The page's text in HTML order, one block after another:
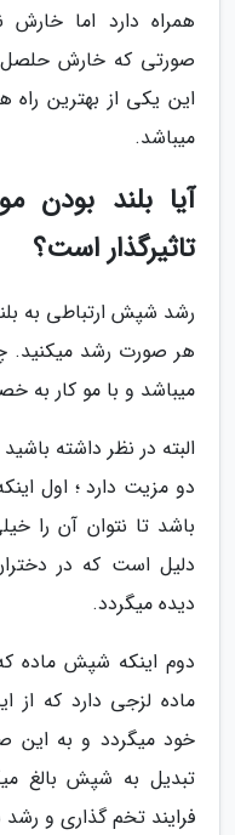
همراه دارد اما
صورتی که خارش حلصل
این یکی از بهترین
میباشد.
آیا بلند بودن
تاثیرگذار است؟
رشد شپش ارتباطی به
هر صورت رشد
میباشد و با مو کار به
البته در نظر داشته
دو مزیت دارد ؛ اول
باشد تا نتوان آن را
دلیل است که در
دیده میگردد.
ماده لزجی دارد که
خود میگردد و به این
تبدیل به شپش بالغ
فرایند تخم گذاری و